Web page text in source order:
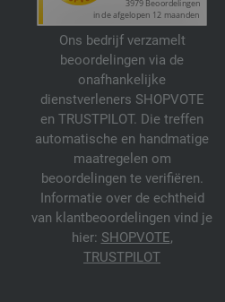
Ons bedrijf verzamelt
beoordelingen via de
onafhankelijke
dienstverleners SHOPVOTE
en TRUSTPILOT. Die treffen
automatische en handmatige
maatregelen om
beoordelingen te verifiëren.
Informatie over de echtheid
van klantbeoordelingen vind je
hier: SHOPVOTE,
TRUSTPILOT